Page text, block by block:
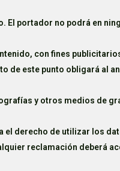
El portador no podrá en
con fines
de este punto obligará al
y otros medios de
el derecho de utilizar los
reclamación deberá